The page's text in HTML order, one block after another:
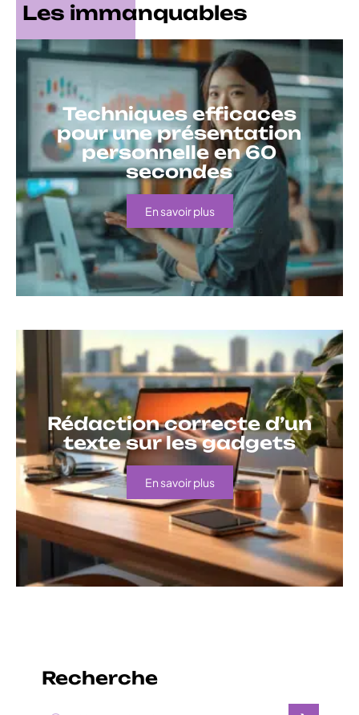
Les immanquables
Techniques efficaces
pour une présentation
personnelle en 60
secondes
En savoir plus
Rédaction correcte d’un
texte sur les gadgets
En savoir plus
Recherche